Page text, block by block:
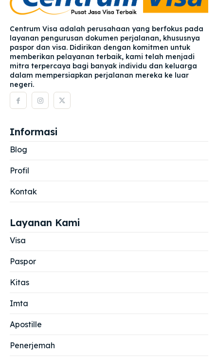
Centrum Visa adalah perusahaan yang berfokus pada
layanan pengurusan dokumen perjalanan, khususnya
paspor dan visa. Didirikan dengan komitmen untuk
memberikan pelayanan terbaik, kami telah menjadi
mitra terpercaya bagi banyak individu dan keluarga
dalam mempersiapkan perjalanan mereka ke luar
negeri.
Informasi
Blog
Profil
Kontak
Layanan Kami
Visa
Paspor
Kitas
Imta
Apostille
Penerjemah